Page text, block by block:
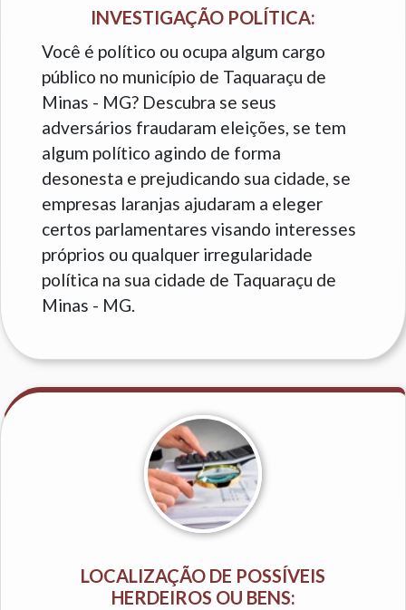
INVESTIGAÇÃO POLÍTICA:
Você é político ou ocupa algum cargo
público no município de Taquaraçu de
Minas - MG? Descubra se seus
adversários fraudaram eleições, se tem
algum político agindo de forma
desonesta e prejudicando sua cidade, se
empresas laranjas ajudaram a eleger
certos parlamentares visando interesses
próprios ou qualquer irregularidade
política na sua cidade de Taquaraçu de
Minas - MG.
LOCALIZAÇÃO DE POSSÍVEIS
HERDEIROS OU BENS: